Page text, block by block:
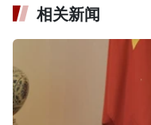
相关新闻